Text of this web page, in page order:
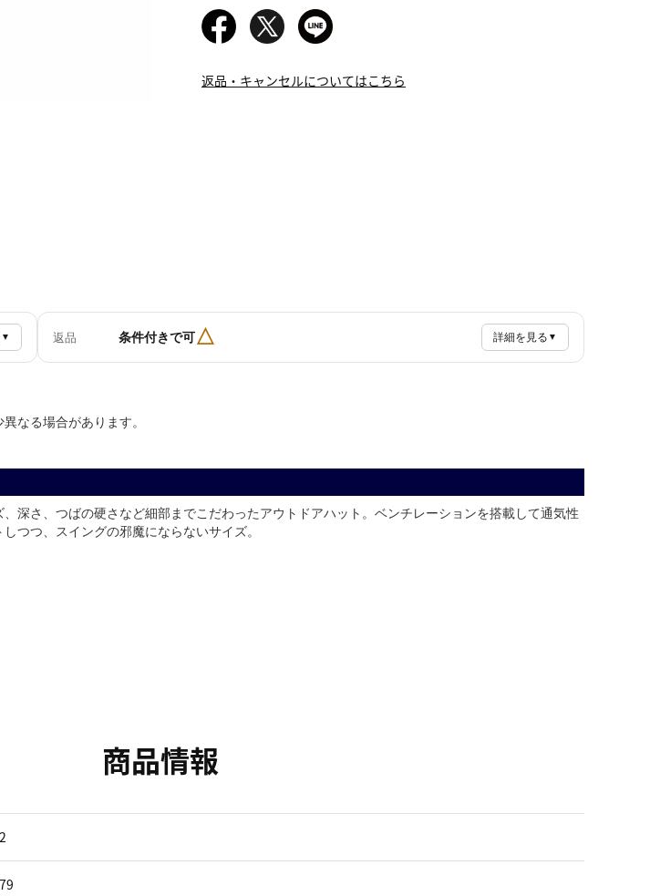
返品・キャンセルについてはこちら
▼ 返品 条件付きで可△ 詳細を見る ▼
なる場合があります。
深さ、つばの硬さなど細部までこだわったアウトドアハット。ベンチレーションを搭載して通気性
つつ、スイングの邪魔にならないサイズ。
商品情報